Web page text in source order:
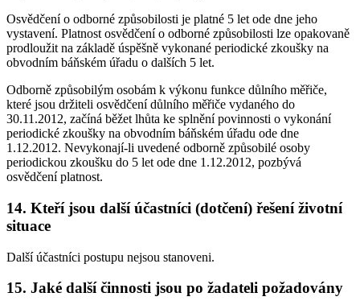
Osvědčení o odborné způsobilosti je platné 5 let ode dne jeho
vystavení. Platnost osvědčení o odborné způsobilosti lze opakovaně
prodloužit na základě úspěšně vykonané periodické zkoušky na
obvodním báňském úřadu o dalších 5 let.
Odborně způsobilým osobám k výkonu funkce důlního měřiče,
které jsou držiteli osvědčení důlního měřiče vydaného do
30.11.2012, začíná běžet lhůta ke splnění povinnosti o vykonání
periodické zkoušky na obvodním báňském úřadu ode dne
1.12.2012. Nevykonají-li uvedené odborně způsobilé osoby
periodickou zkoušku do 5 let ode dne 1.12.2012, pozbývá
osvědčení platnost.
14. Kteří jsou další účastníci (dotčení) řešení životní
situace
Další účastníci postupu nejsou stanoveni.
15. Jaké další činnosti jsou po žadateli požadovány